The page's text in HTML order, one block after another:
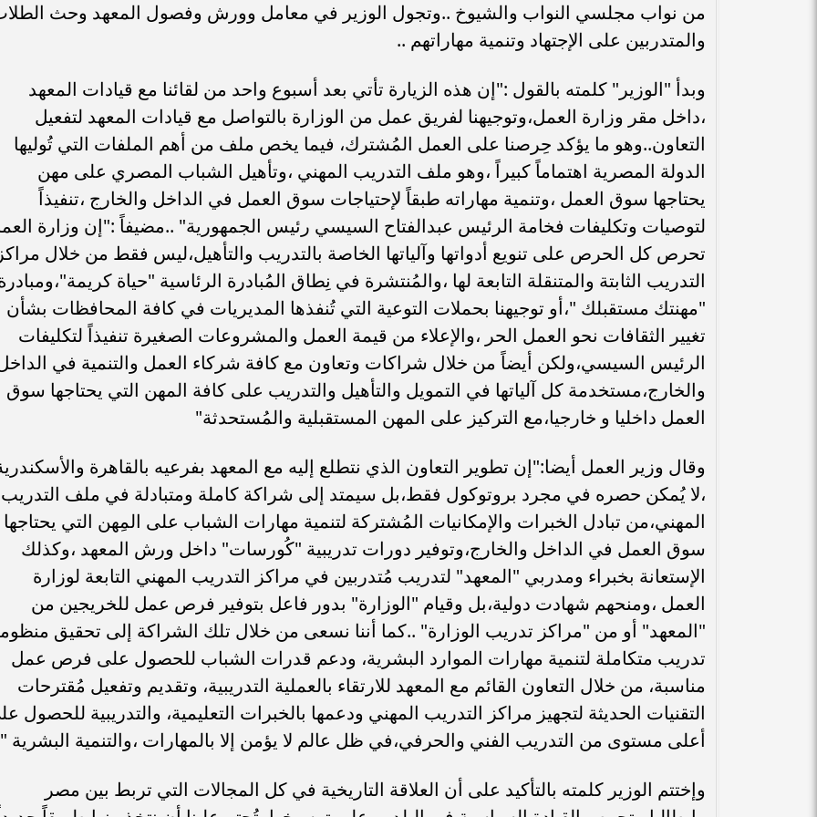
من نواب مجلسي النواب والشيوخ ..وتجول الوزير في معامل وورش وفصول المعهد وحث
والمتدربين على الإجتهاد وتنمية مهاراتهم ..
وبدأ "الوزير" كلمته بالقول :"إن هذه الزيارة تأتي بعد أسبوع واحد من لقائنا مع قيادات المعهد
،داخل مقر وزارة العمل،وتوجيهنا لفريق عمل من الوزارة بالتواصل مع قيادات المعهد لتفعيل
التعاون..وهو ما يؤكد حِرصنا على العمل المُشترك، فيما يخص ملف من أهم الملفات التي تُوليها
الدولة المصرية اهتماماً كبيراً ،وهو ملف التدريب المهني ،وتأهيل الشباب المصري على مهن
يحتاجها سوق العمل ،وتنمية مهاراته طبقاً لإحتياجات سوق العمل في الداخل والخارج ،تنفيذاً
لتوصيات وتكليفات فخامة الرئيس عبدالفتاح السيسي رئيس الجمهورية" ..مضيفاً :"إن وزارة
تحرص كل الحرص على تنويع أدواتها وآلياتها الخاصة بالتدريب والتأهيل،ليس فقط من خلال
التدريب الثابتة والمتنقلة التابعة لها ،والمُنتشرة في نِطاق المُبادرة الرئاسية "حياة
"مهنتك مستقبلك "،أو توجيهنا بحملات التوعية التي تُنفذها المديريات في كافة المحافظات بشأن
تغيير الثقافات نحو العمل الحر ،والإعلاء من قيمة العمل والمشروعات الصغيرة تنفيذاً لتكليفات
الرئيس السيسي،ولكن أيضاً من خلال شراكات وتعاون مع كافة شركاء العمل والتنمية في
والخارج،مستخدمة كل آلياتها في التمويل والتأهيل والتدريب على كافة المهن التي يحتاجها سوق
العمل داخليا و خارجيا،مع التركيز على المهن المستقبلية والمُستحدثة"
وقال وزير العمل أيضا:"إن تطوير التعاون الذي نتطلع إليه مع المعهد بفرعيه بالقاهرة
،لا يُمكن حصره في مجرد بروتوكول فقط،بل سيمتد إلى شراكة كاملة ومتبادلة في ملف التدريب
المهني،من تبادل الخبرات والإمكانيات المُشتركة لتنمية مهارات الشباب على المِهن التي يحتاجها
سوق العمل في الداخل والخارج،وتوفير دورات تدريبية "كُورسات" داخل ورش المعهد ،وكذلك
الإستعانة بخبراء ومدربي "المعهد" لتدريب مُتدربين في مراكز التدريب المهني التابعة لوزارة
العمل ،ومنحهم شهادت دولية،بل وقيام "الوزارة" بدور فاعل بتوفير فرص عمل للخريجين من
"المعهد" أو من "مراكز تدريب الوزارة" ..كما أننا نسعى من خلال تلك الشراكة إلى تحقيق
تدريب متكاملة لتنمية مهارات الموارد البشرية، ودعم قدرات الشباب للحصول على فرص عمل
مناسبة، من خلال التعاون القائم مع المعهد للارتقاء بالعملية التدريبية، وتقديم وتفعيل مُقترحات
التقنيات الحديثة لتجهيز مراكز التدريب المهني ودعمها بالخبرات التعليمية، والتدريبية للحصول
أعلى مستوى من التدريب الفني والحرفي،في ظل عالم لا يؤمن إلا بالمهارات ،والتنمية البشرية
وإختتم الوزير كلمته بالتأكيد على أن العلاقة التاريخية في كل المجالات التي تربط بين مصر